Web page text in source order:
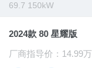
69.7 150kW
2024款 80 星耀版
厂商指导价：14.99万